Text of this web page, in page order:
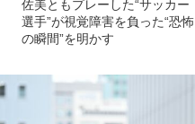
佐美ともプレーした“サッカー
選手”が視覚障害を負った“恐怖
の瞬間”を明かす